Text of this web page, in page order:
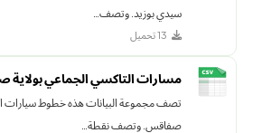
سيدي بوزيد. وتصف…
مسارات التاكسي الجماعي
تصف مجموعة البيانات هذه خطوط سيارات
صفاقس. وتصف نقطة…